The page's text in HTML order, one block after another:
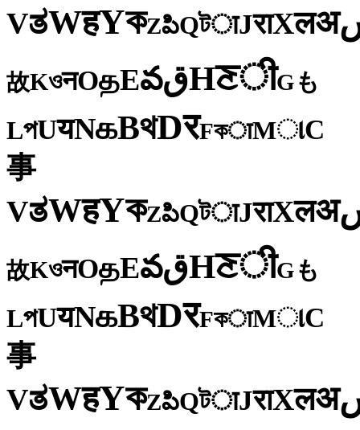
VತWहYকZపిQটाJराXलअ
故KওनOதEవقHਣीGも
LপUयNகBথDरFকाMાC
事
VತWहYকZపిQটाJराXलअ
故KওनOதEవقHਣीGも
LপUयNகBথDरFকाMાC
事
VತWहYকZపిQটाJराXलअ